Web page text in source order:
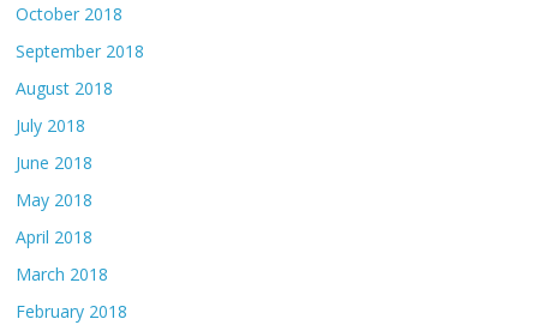
October 2018
September 2018
August 2018
July 2018
June 2018
May 2018
April 2018
March 2018
February 2018